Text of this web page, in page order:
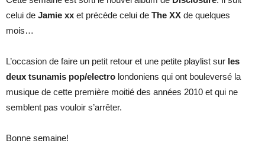
cinéma
internet
celui de Jamie xx et précède celui de The XX de quelques
mois…
L’occasion de faire un petit retour et une petite playlist sur les
deux tsunamis pop/electro londoniens qui ont bouleversé la
musique de cette première moitié des années 2010 et qui ne
semblent pas vouloir s’arrêter.
Bonne semaine!